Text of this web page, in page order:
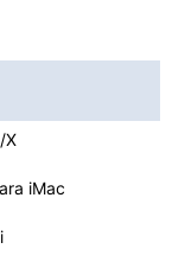
X
iMac